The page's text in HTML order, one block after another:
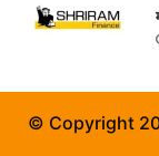
© Copyright